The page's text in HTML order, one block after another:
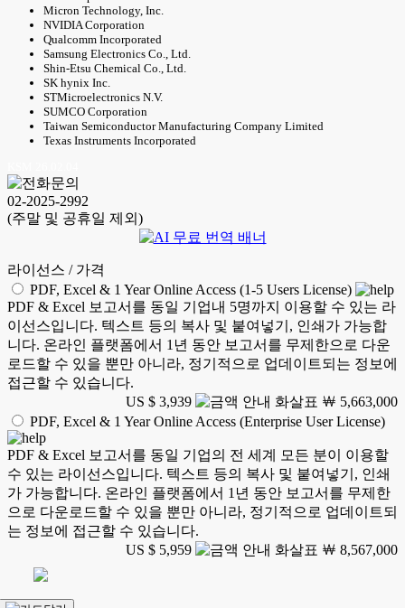
Micron Technology, Inc.
NVIDIA Corporation
Qualcomm Incorporated
Samsung Electronics Co., Ltd.
Shin-Etsu Chemical Co., Ltd.
SK hynix Inc.
STMicroelectronics N.V.
SUMCO Corporation
Taiwan Semiconductor Manufacturing Company Limited
Texas Instruments Incorporated
02-2025-2992
(주말 및 공휴일 제외)
라이선스 / 가격
PDF, Excel & 1 Year Online Access (1-5 Users License)
PDF & Excel 보고서를 동일 기업내 5명까지 이용할 수 있는 라
이선스입니다. 텍스트 등의 복사 및 붙여넣기, 인쇄가 가능합
니다. 온라인 플랫폼에서 1년 동안 보고서를 무제한으로 다운
로드할 수 있을 뿐만 아니라, 정기적으로 업데이트되는 정보에
접근할 수 있습니다.
US $ 3,939
￦ 5,663,000
PDF, Excel & 1 Year Online Access (Enterprise User License)
PDF & Excel 보고서를 동일 기업의 전 세계 모든 분이 이용할
수 있는 라이선스입니다. 텍스트 등의 복사 및 붙여넣기, 인쇄
가 가능합니다. 온라인 플랫폼에서 1년 동안 보고서를 무제한
으로 다운로드할 수 있을 뿐만 아니라, 정기적으로 업데이트되
는 정보에 접근할 수 있습니다.
US $ 5,959
￦ 8,567,000